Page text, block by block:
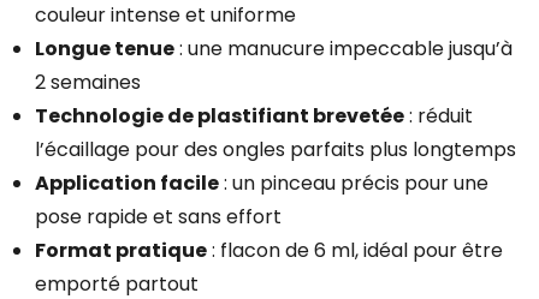
couleur intense et uniforme
Longue tenue: une manucure impeccable jusqu’à
2 semaines
Technologie de plastifiant brevetée: réduit
l’écaillage pour des ongles parfaits plus longtemps
Application facile: un pinceau précis pour une
pose rapide et sans effort
Format pratique: flacon de 6 ml, idéal pour être
emporté partout